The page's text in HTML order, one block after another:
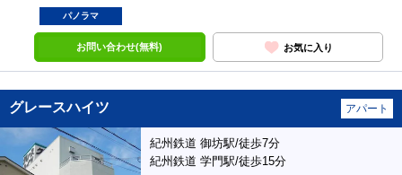
パノラマ
お問い合わせ(無料) お気に入り
グレースハイツ アパート
紀州鉄道 御坊駅/徒歩7分
紀州鉄道 学門駅/徒歩15分